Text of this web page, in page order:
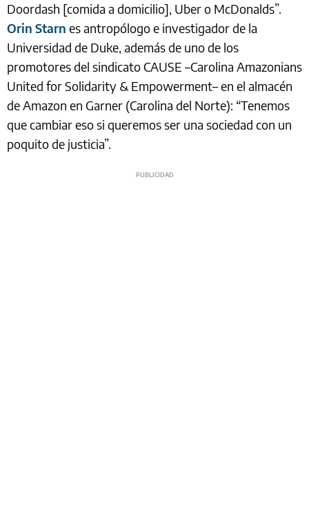
Doordash [comida a domicilio], Uber o McDonalds”.
Orin Starn es antropólogo e investigador de la
Universidad de Duke, además de uno de los
promotores del sindicato CAUSE –Carolina Amazonians
United for Solidarity & Empowerment– en el almacén
de Amazon en Garner (Carolina del Norte): “Tenemos
que cambiar eso si queremos ser una sociedad con un
poquito de justicia”.